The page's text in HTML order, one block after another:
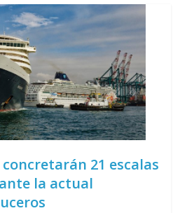
21 escalas
la actual